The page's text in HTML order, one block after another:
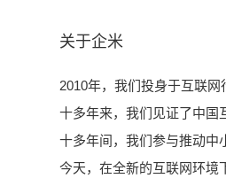
关于企米
2010年，我们投身于互联网
十多年来，我们见证了中国
十多年间，我们参与推动中
今天，在全新的互联网环境